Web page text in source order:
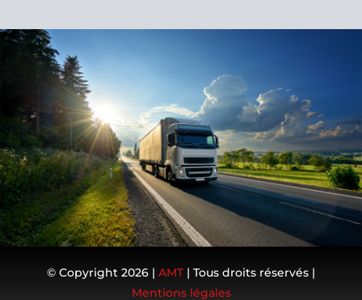
© Copyright 2026 | AMT| Tous droits réservés |
Mentions légales